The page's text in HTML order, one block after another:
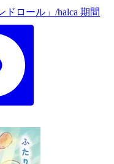
ドロール」/halca 期間